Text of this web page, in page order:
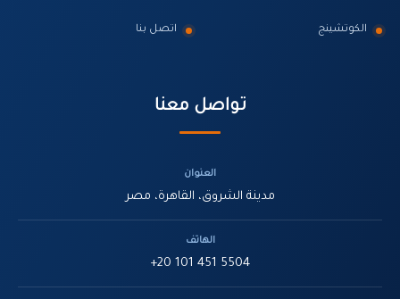
الكوتشينج اتصل بنا
تواصل معنا
العنوان
مدينة الشروق، القاهرة، مصر
الهاتف
+20 101 451 5504